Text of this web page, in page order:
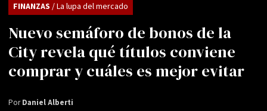
Nuevo semáforo de bonos de la
City revela qué títulos conviene
comprar y cuáles es mejor evitar
FINANZAS / La lupa del mercado
PorDaniel Alberti